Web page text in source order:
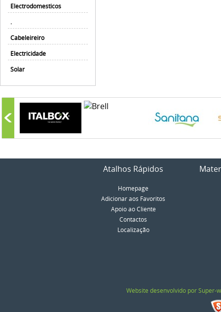
Electrodomesticos
.
Cabeleireiro
Electricidade
Solar
Atalhos Rápidos
Homepage
Adicionar aos Favoritos
Apoio ao Cliente
Contactos
Localização
Website desenvolvido por Super-